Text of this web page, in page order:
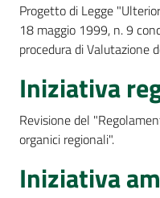
Progetto di Legge
18 maggio 1999, n. 9
procedura di Valutazione
Iniziativa
Revisione del
organici regionali".
Iniziativa